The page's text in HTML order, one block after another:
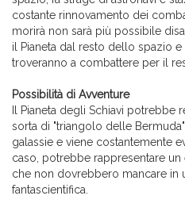
costante rinnovamento dei
morirà non sarà più possibile
il Pianeta dal resto dello spazio
troveranno a combattere per il
Possibilità di Avventure
Il Pianeta degli Schiavi potrebbe
sorta di "triangolo delle
galassie e viene costantemente
caso, potrebbe rappresentare
che non dovrebbero mancare in
fantascientifica.